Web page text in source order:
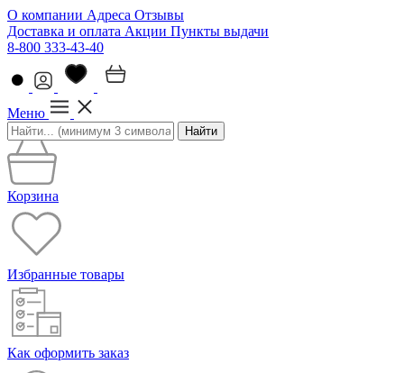
О компании Адреса Отзывы
Доставка и оплата Акции Пункты выдачи
8-800 333-43-40
Меню
Найти
Корзина
Избранные товары
Как оформить заказ